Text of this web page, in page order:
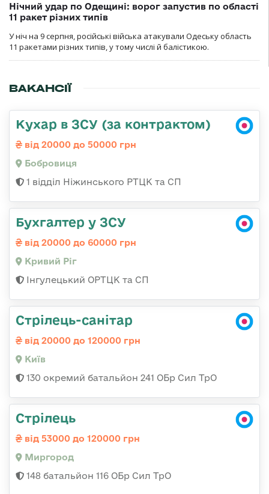
Нічний удар по Одещині: ворог запустив по області
11 ракет різних типів
У ніч на 9 серпня, російські війська атакували Одеську область
11 ракетами різних типів, у тому числі й балістикою.
ВАКАНСІЇ
Кухар в ЗСУ (за контрактом)
від 20000 до 50000 грн
Бобровиця
1 відділ Ніжинського РТЦК та СП
Бухгалтер у ЗСУ
від 20000 до 60000 грн
Кривий Ріг
Інгулецький ОРТЦК та СП
Стрілець-санітар
від 20000 до 120000 грн
Київ
130 окремий батальйон 241 ОБр Сил ТрО
Стрілець
від 53000 до 120000 грн
Миргород
148 батальйон 116 ОБр Сил ТрО